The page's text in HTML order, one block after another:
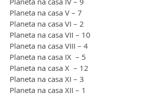
Planeta na casa V – 7
Planeta na casa VI – 2
Planeta na casa VII – 10
Planeta na casa VIII – 4
Planeta na casa IX  – 5
Planeta na casa X  – 12
Planeta na casa XI – 3
Planeta na casa XII – 1